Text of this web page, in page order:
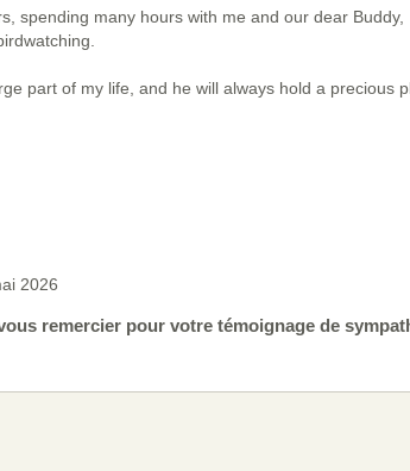
spending many hours with me and our dear Buddy,
part of my life, and he will always hold a precious
2026
remercier pour votre témoignage de